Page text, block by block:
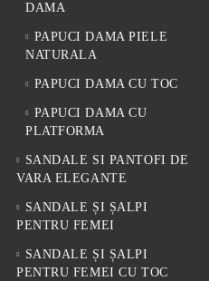
DAMA
PAPUCI DAMA PIELE
NATURALA
PAPUCI DAMA CU TOC
PAPUCI DAMA CU
PLATFORMA
SANDALE SI PANTOFI DE
VARA ELEGANTE
SANDALE ȘI ȘALPI
PENTRU FEMEI
SANDALE ȘI ȘALPI
PENTRU FEMEI CU TOC